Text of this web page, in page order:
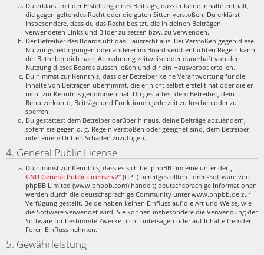
Du erklärst mit der Erstellung eines Beitrags, dass er keine Inhalte enthält,
die gegen geltendes Recht oder die guten Sitten verstoßen. Du erklärst
insbesondere, dass du das Recht besitzt, die in deinen Beiträgen
verwendeten Links und Bilder zu setzen bzw. zu verwenden.
Der Betreiber des Boards übt das Hausrecht aus. Bei Verstößen gegen diese
Nutzungsbedingungen oder anderer im Board veröffentlichten Regeln kann
der Betreiber dich nach Abmahnung zeitweise oder dauerhaft von der
Nutzung dieses Boards ausschließen und dir ein Hausverbot erteilen.
Du nimmst zur Kenntnis, dass der Betreiber keine Verantwortung für die
Inhalte von Beiträgen übernimmt, die er nicht selbst erstellt hat oder die er
nicht zur Kenntnis genommen hat. Du gestattest dem Betreiber, dein
Benutzerkonto, Beiträge und Funktionen jederzeit zu löschen oder zu
sperren.
Du gestattest dem Betreiber darüber hinaus, deine Beiträge abzuändern,
sofern sie gegen o. g. Regeln verstoßen oder geeignet sind, dem Betreiber
oder einem Dritten Schaden zuzufügen.
4. General Public License
Du nimmst zur Kenntnis, dass es sich bei phpBB um eine unter der „
GNU General Public License v2“ (GPL) bereitgestellten Foren-Software von
phpBB Limited (www.phpbb.com) handelt; deutschsprachige Informationen
werden durch die deutschsprachige Community unter www.phpbb.de zur
Verfügung gestellt. Beide haben keinen Einfluss auf die Art und Weise, wie
die Software verwendet wird. Sie können insbesondere die Verwendung der
Software für bestimmte Zwecke nicht untersagen oder auf Inhalte fremder
Foren Einfluss nehmen.
5. Gewährleistung